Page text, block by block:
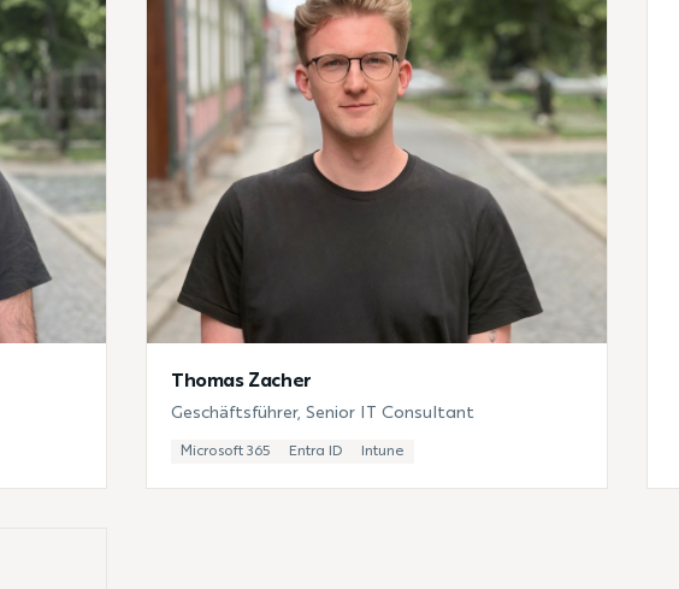
Thomas Zacher
Geschäftsführer, Senior IT Consultant
Microsoft 365 Entra ID Intune